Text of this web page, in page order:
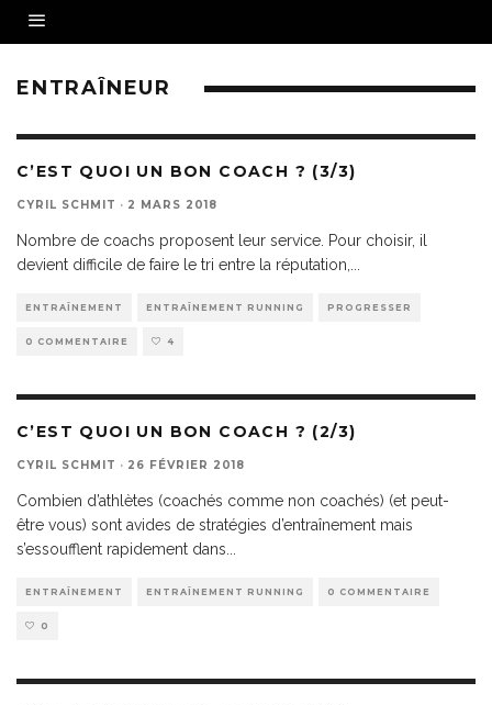
ENTRAÎNEUR
C’EST QUOI UN BON COACH ? (3/3)
CYRIL SCHMIT · 2 MARS 2018
Nombre de coachs proposent leur service. Pour choisir, il
devient difficile de faire le tri entre la réputation,
ENTRAÎNEMENT ENTRAÎNEMENT RUNNING PROGRESSER
0 COMMENTAIRE 4
C’EST QUOI UN BON COACH ? (2/3)
CYRIL SCHMIT · 26 FÉVRIER 2018
Combien d’athlètes (coachés comme non coachés) (et peut-
être vous) sont avides de stratégies d’entraînement mais
s’essoufflent rapidement dans
ENTRAÎNEMENT ENTRAÎNEMENT RUNNING 0 COMMENTAIRE
0